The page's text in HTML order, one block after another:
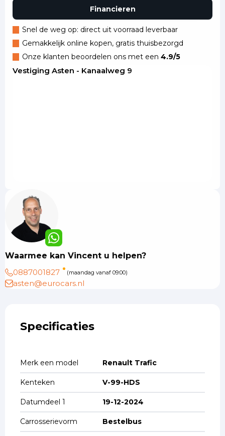
Financieren
Snel de weg op: direct uit voorraad leverbaar
Gemakkelijk online kopen, gratis thuisbezorgd
Onze klanten beoordelen ons met een 4.9/5
Vestiging Asten - Kanaalweg 9
Waarmee kan Vincent u helpen?
0887001827
(maandag vanaf 09:00)
asten@eurocars.nl
Specificaties
Merk een model Renault Trafic
Kenteken V-99-HDS
Datumdeel 1 19-12-2024
Carrosserievorm Bestelbus